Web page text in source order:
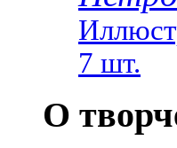
7 шт.
О